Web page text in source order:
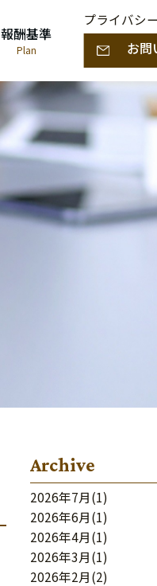
報酬基準
Plan
プライバシー
お問
Archive
2026年7月(1)
2026年6月(1)
2026年4月(1)
2026年3月(1)
2026年2月(2)